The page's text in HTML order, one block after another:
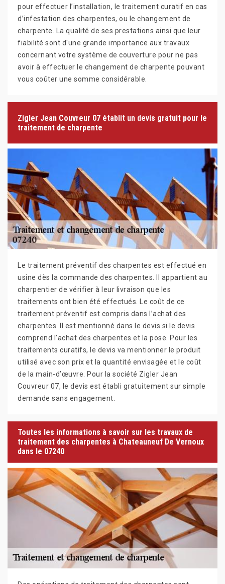
pour effectuer l’installation, le traitement curatif en cas
d’infestation des charpentes, ou le changement de
charpente. La qualité de ses prestations ainsi que leur
fiabilité sont d'une grande importance aux travaux
concernant votre système de couverture pour ne pas
avoir à effectuer le changement de charpente pouvant
vous coûter une somme considérable.
Zigler Jean Couvreur 07 établit un devis gratuit pour le
traitement de charpente
Le traitement préventif des charpentes est effectué en
usine dès la commande des charpentes. Il appartient au
charpentier de vérifier à leur livraison que les
traitements ont bien été effectués. Le coût de ce
traitement préventif est compris dans l’achat des
charpentes. Il est mentionné dans le devis si le devis
comprend l’achat des charpentes et la pose. Pour les
traitements curatifs, le devis va mentionner le produit
utilisé avec son prix et la quantité envisagée et le coût
de la main-d’œuvre. Pour la société Zigler Jean
Couvreur 07, le devis est établi gratuitement sur simple
demande sans engagement.
Toutes les informations à savoir sur les travaux de
traitement des charpentes à Chateauneuf De Vernoux
dans le 07240